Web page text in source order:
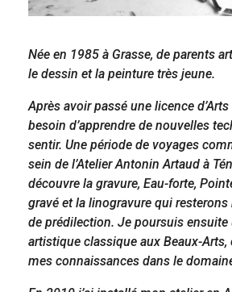
Née en 1985 à Grasse, de parents
le dessin et la peinture très jeune.
Après avoir passé une licence
besoin d’apprendre de nouvelles
sentir. Une période de voyages
sein de l’Atelier Antonin Artaud à
découvre la gravure, Eau-forte,
gravé et la linogravure qui
de prédilection. Je poursuis
artistique classique aux Beaux-
mes connaissances dans le